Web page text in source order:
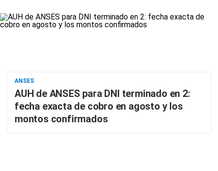
ANSES
AUH de ANSES para DNI terminado en 2:
fecha exacta de cobro en agosto y los
montos confirmados